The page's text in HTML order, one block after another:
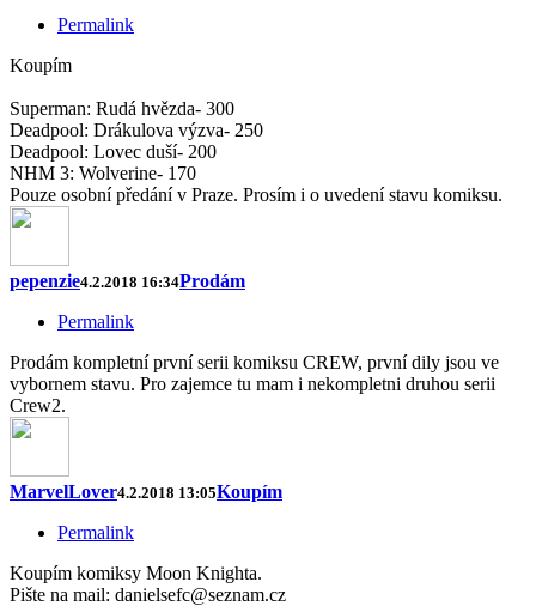
Permalink
Koupím
Superman: Rudá hvězda- 300
Deadpool: Drákulova výzva- 250
Deadpool: Lovec duší- 200
NHM 3: Wolverine- 170
Pouze osobní předání v Praze. Prosím i o uvedení stavu komiksu.
pepenzie4.2.2018 16:34Prodám
Permalink
Prodám kompletní první serii komiksu CREW, první dily jsou ve
vybornem stavu. Pro zajemce tu mam i nekompletni druhou serii
Crew2.
MarvelLover4.2.2018 13:05Koupím
Permalink
Koupím komiksy Moon Knighta.
Pište na mail: danielsefc@seznam.cz